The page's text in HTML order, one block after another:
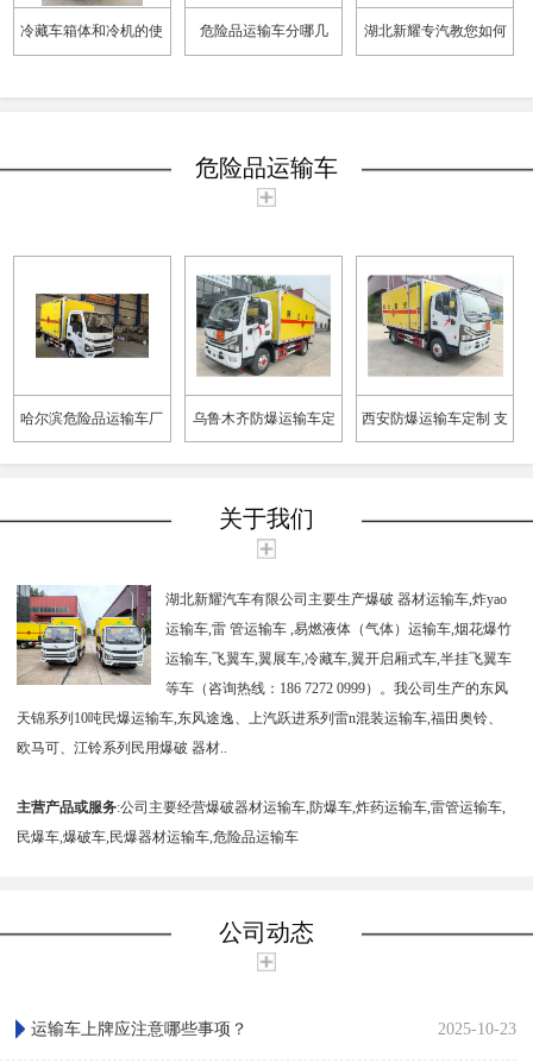
冷藏车箱体和冷机的使 危险品运输车分哪几
细解答
湖北新耀专汽教您如何
危险品运输车
哈尔滨危险品运输车厂
家 支持定制采购
乌鲁木齐防爆运输车定
制 支持定制采购
西安防爆运输车定制 支
持定制采购
关于我们
湖北新耀汽车有限公司主要生产爆破 器材运输车,炸yao
运输车,雷 管运输车 ,易燃液体（气体）运输车,烟花爆竹
运输车,飞翼车,翼展车,冷藏车,翼开启厢式车,半挂飞翼车
等车（咨询热线：186 7272 0999）。我公司生产的东风
天锦系列10吨民爆运输车,东风途逸、上汽跃进系列雷n混装运输车,福田奥铃、
欧马可、江铃系列民用爆破 器材..
主营产品或服务:公司主要经营爆破器材运输车,防爆车,炸药运输车,雷管运输车,
民爆车,爆破车,民爆器材运输车,危险品运输车
公司动态
2025-10-23
运输车上牌应注意哪些事项？